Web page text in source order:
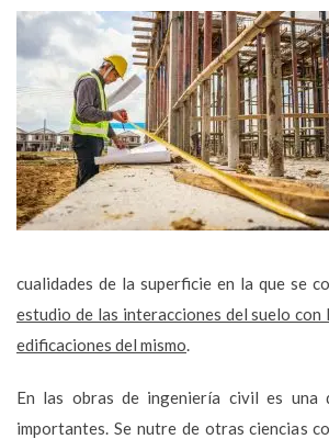
cualidades de la superficie en la que se
estudio de las interacciones del suelo con
edificaciones del mismo.
En las obras de ingeniería civil es una
importantes. Se nutre de otras ciencias